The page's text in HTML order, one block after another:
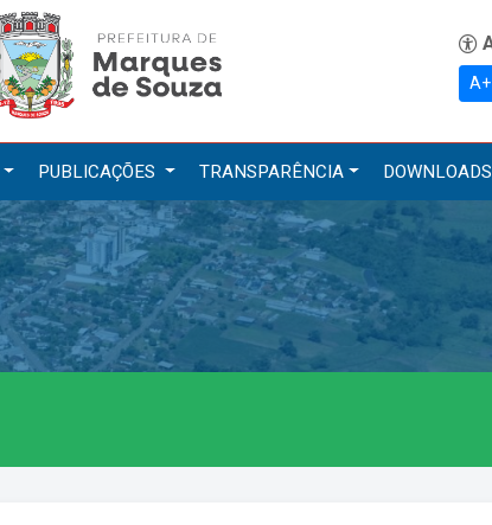
A+
PUBLICAÇÕES TRANSPARÊNCIA DOWNLOADS
Serviços
IPTU 2026
Nota Fiscal Eletrônica